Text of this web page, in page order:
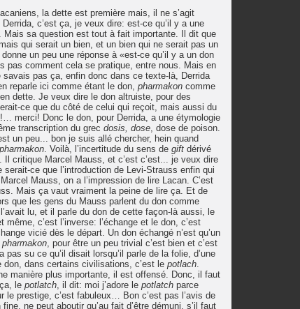
la dette est première mais, il ne s’agit
c’est ça, je veux dire: est-ce qu’il y a une
Mais sa question est tout à fait importante. Il dit que
qui serait un bien, et un bien qui ne serait pas un
un peu une réponse à «est-ce qu’il y a un don
pas comment cela se pratique, entre nous. Mais en
pas ça, enfin donc dans ce texte-là, Derrida
reparle ici comme étant le don, pharmakon comme
dette. Je veux dire le don altruiste, pour des
ce que du côté de celui qui reçoit, mais aussi du
merci! Donc le don, pour Derrida, a une étymologie
transcription du grec dosis, dose, dose de poison.
un peu... bon je suis allé chercher, hein quand
pharmakon. Voilà, l’incertitude du sens de gift dérivé
critique Marcel Mauss, et c’est c’est... je veux dire
ce que l’introduction de Levi-Strauss enfin qui
Mauss, on a l’impression de lire Lacan. C’est
Mais ça vaut vraiment la peine de lire ça. Et de
que les gens du Mauss parlent du don comme
lu, et il parle du don de cette façon-là aussi, le
c’est l’inverse: l’échange et le don, c’est
vicié dès le départ. Un don échangé n’est qu’un
pharmakon, pour être un peu trivial c’est bien et c’est
su ce qu’il disait lorsqu’il parle de la folie, d’une
don, dans certains civilisations, c’est le potlach.
manière plus importante, il est offensé. Donc, il faut
le potlatch, il dit: moi j’adore le potlatch parce
prestige, c’est fabuleux… Bon c’est pas l’avis de
ne peut aboutir qu’au fait d’être démuni, s’il faut